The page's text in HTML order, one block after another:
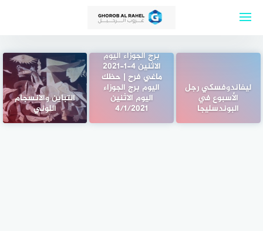
ليفاندوفسكي رجل
الأسبوع في
البوندسليجا
برج الجوزاء اليوم
الاثنين 4-1-2021
ماغي فرح | حظك
اليوم برج الجوزاء
اليوم الاثنين
4/1/2021
التباين والانسجام
اللوني